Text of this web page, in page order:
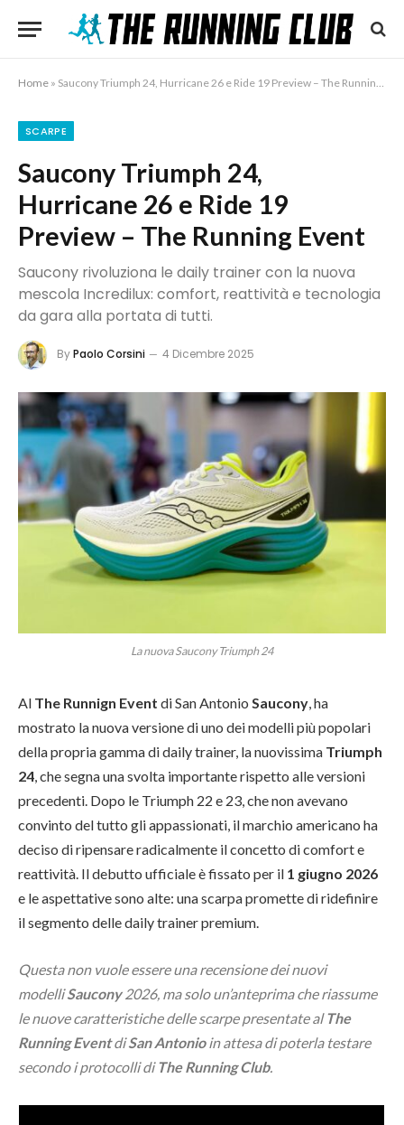
Home » Saucony Triumph 24, Hurricane 26 e Ride 19 Preview – The Running Event
SCARPE
Saucony Triumph 24,
Hurricane 26 e Ride 19
Preview – The Running Event
Saucony rivoluziona le daily trainer con la nuova
mescola Incredilux: comfort, reattività e tecnologia
da gara alla portata di tutti.
ByPaolo Corsini 4 Dicembre 2025
La nuova Saucony Triumph 24
Al The Runnign Event di San Antonio Saucony, ha
mostrato la nuova versione di uno dei modelli più popolari
della propria gamma di daily trainer, la nuovissima Triumph
24, che segna una svolta importante rispetto alle versioni
precedenti. Dopo le Triumph 22 e 23, che non avevano
convinto del tutto gli appassionati, il marchio americano ha
deciso di ripensare radicalmente il concetto di comfort e
reattività. Il debutto ufficiale è fissato per il 1 giugno 2026
e le aspettative sono alte: una scarpa promette di ridefinire
il segmento delle daily trainer premium.
Questa non vuole essere una recensione dei nuovi
modelliSaucony2026, ma solo un’anteprima che riassume
le nuove caratteristiche delle scarpe presentate alThe
Running EventdiSan Antonioin attesa di poterla testare
secondo i protocolli diThe Running Club.